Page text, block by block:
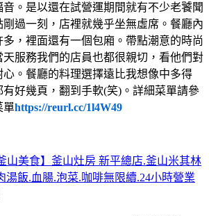
。是以還在試營運期間就有不少老饕聞
剛過一刻，店裡就幾乎坐無虛席。餐廳內
多，裡面還有一個包廂。帶點潮意的時尚
服務我們的店員也都很親切，看他們對
。餐廳的料理選擇遠比我想像中多得
好幾頁，翻到手軟(笑)。詳細菜單請參
單https://reurl.cc/1l4W49
山美食】釜山灶房 新平總店.釜山米其林
湯飯.血腸.泡菜.咖啡無限續.24小時營業